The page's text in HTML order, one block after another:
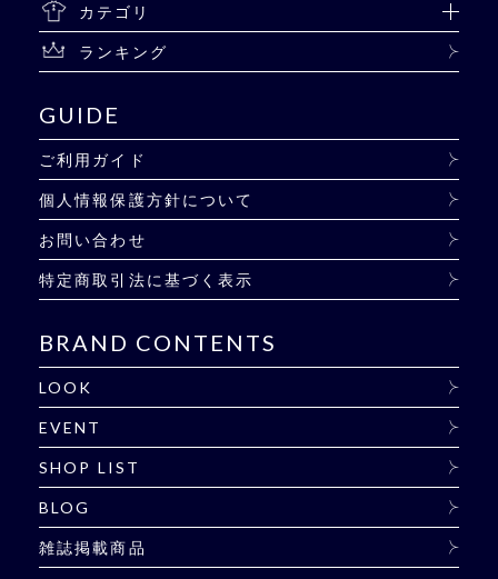
カテゴリ
ランキング
GUIDE
ご利用ガイド
個人情報保護方針について
お問い合わせ
特定商取引法に基づく表示
BRAND CONTENTS
LOOK
EVENT
SHOP LIST
BLOG
雑誌掲載商品